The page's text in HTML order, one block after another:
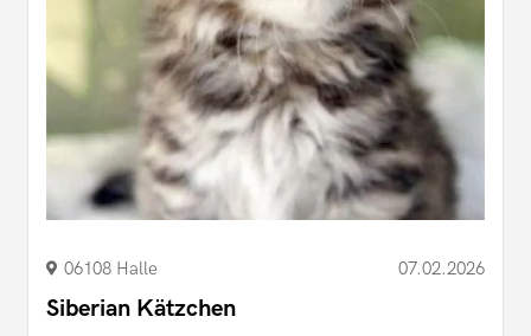
06108 Halle 07.02.2026
Siberian Kätzchen